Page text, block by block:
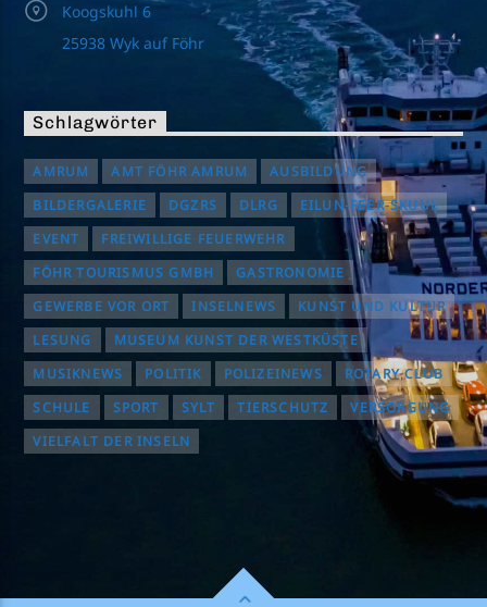
Koogskuhl 6
25938 Wyk auf Föhr
Schlagwörter
AMRUM AMT FÖHR AMRUM
AUSBILDUNG
BILDERGALERIE
DGZRS DLRG
EILUN-FEER-SKUUL
EVENT
FREIWILLIGE FEUERWEHR
FÖHR TOURISMUS GMBH
GASTRONOMIE
GEWERBE VOR ORT
INSELNEWS
KUNST UND KULTUR
LESUNG
MUSEUM KUNST DER WESTKÜSTE
MUSIKNEWS
POLITIK POLIZEINEWS
ROTARY CLUB
SCHULE
SPORT SYLT TIERSCHUTZ
VERSORGUNG
VIELFALT DER INSELN